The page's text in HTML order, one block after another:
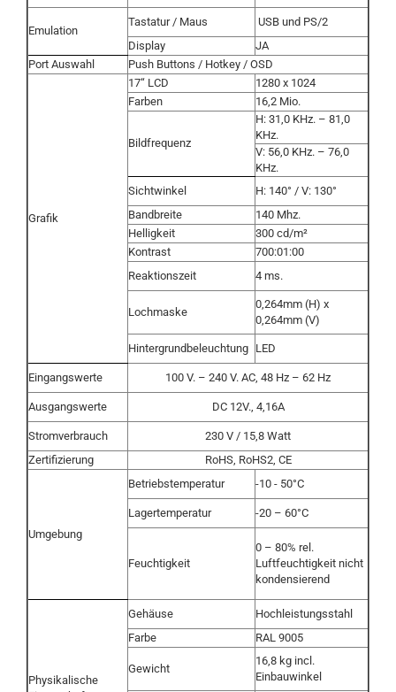
Emulation
Tastatur / Maus
USB und PS/2
Display
JA
Port Auswahl
Push Buttons / Hotkey / OSD
Grafik
17“ LCD
1280 x 1024
Farben
16,2 Mio.
Bildfrequenz
H: 31,0 KHz. – 81,0
KHz.
V: 56,0 KHz. – 76,0
KHz.
Sichtwinkel
H: 140° / V: 130°
Bandbreite
140 Mhz.
Helligkeit
300 cd/m²
Kontrast
700:01:00
Reaktionszeit
4 ms.
Lochmaske
0,264mm (H) x
0,264mm (V)
Hintergrundbeleuchtung LED
Eingangswerte 100 V. – 240 V. AC, 48 Hz – 62 Hz
Ausgangswerte DC 12V., 4,16A
Stromverbrauch
230 V / 15,8 Watt
Zertifizierung
RoHS, RoHS2, CE
Umgebung
Betriebstemperatur -10 - 50°C
Lagertemperatur -20 – 60°C
Feuchtigkeit
0 – 80% rel.
Luftfeuchtigkeit nicht
kondensierend
Physikalische
Gehäuse
Hochleistungsstahl
Farbe
RAL 9005
Gewicht
16,8 kg incl.
Einbauwinkel